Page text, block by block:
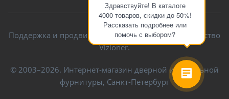
Здравствуйте! В каталоге
4000 товаров, скидки до 50%!
Рассказать подробнее или
помочь с выбором?
Поддержка и продвижение сайта — интернет-агентство
Vizioner.
© 2003–2026. Интернет-магазин дверной и мебельной
фурнитуры, Санкт-Петербург